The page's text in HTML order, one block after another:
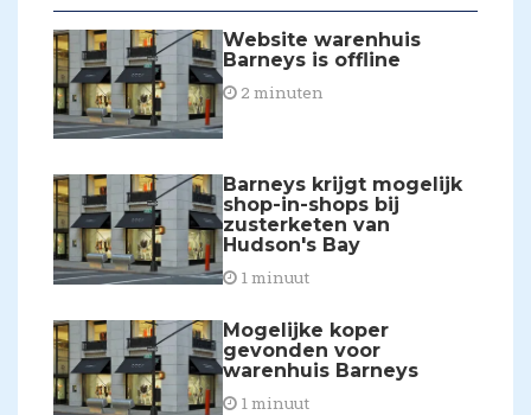
Website warenhuis
Barneys is offline
2 minuten
Barneys krijgt mogelijk
shop-in-shops bij
zusterketen van
Hudson's Bay
1 minuut
Mogelijke koper
gevonden voor
warenhuis Barneys
1 minuut